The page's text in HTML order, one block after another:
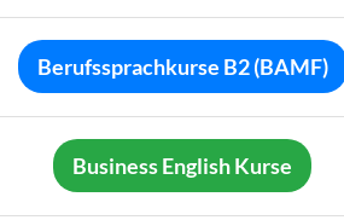
Berufssprachkurse B2 (BAMF)
Business English Kurse